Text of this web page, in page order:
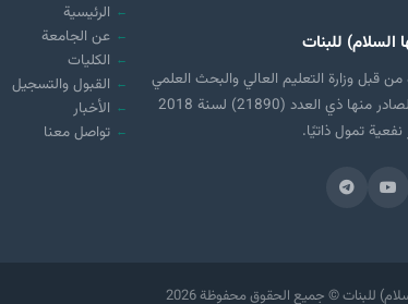
السلام) للبنات
قبل وزارة التعليم العالي والبحث العلمي
بموجب الأمر الوزاري الصادر منها ذي العدد (21890) لسنة 2018
تمول ذاتيًا.
الرئيسية
عن الجامعة
الكليات
القبول والتسجيل
الأخبار
تواصل معنا
السلام) للبنات © جميع الحقوق محفوظة